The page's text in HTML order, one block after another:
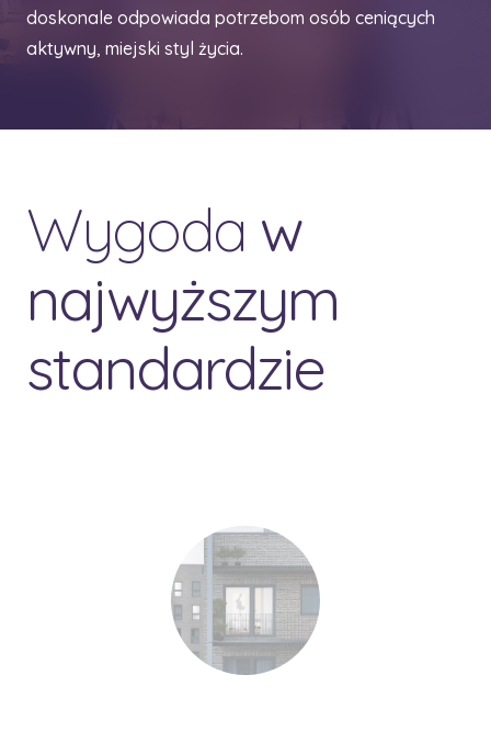
doskonale odpowiada potrzebom osób ceniących
aktywny, miejski styl życia.
Wygoda w
najwyższym
standardzie